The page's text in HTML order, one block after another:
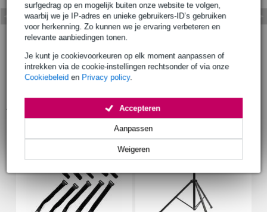
surfgedrag op en mogelijk buiten onze website te volgen,
waarbij we je IP-adres en unieke gebruikers-ID’s gebruiken
voor herkenning. Zo kunnen we je ervaring verbeteren en
relevante aanbiedingen tonen.
Je kunt je cookievoorkeuren op elk moment aanpassen of
intrekken via de cookie-instellingen rechtsonder of via onze
Cookiebeleid en Privacy policy.
Weigeren
Aanpassen
Accepteren